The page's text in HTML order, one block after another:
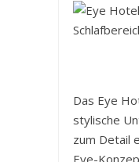
Das Eye
stylische
zum Detail
Eye-